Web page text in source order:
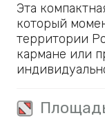
Эта
который
территории
кармане или